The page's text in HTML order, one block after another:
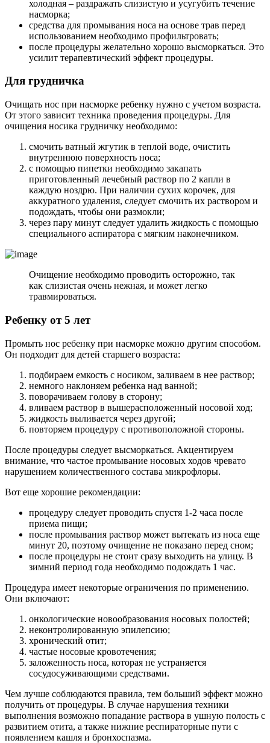
холодная – раздражать слизистую и усугубить течение
насморка;
средства для промывания носа на основе трав перед
использованием необходимо профильтровать;
после процедуры желательно хорошо высморкаться. Это
усилит терапевтический эффект процедуры.
Для грудничка
Очищать нос при насморке ребенку нужно с учетом возраста.
От этого зависит техника проведения процедуры. Для
очищения носика грудничку необходимо:
смочить ватный жгутик в теплой воде, очистить
внутреннюю поверхность носа;
с помощью пипетки необходимо закапать
приготовленный лечебный раствор по 2 капли в
каждую ноздрю. При наличии сухих корочек, для
аккуратного удаления, следует смочить их раствором и
подождать, чтобы они размокли;
через пару минут следует удалить жидкость с помощью
специального аспиратора с мягким наконечником.
Очищение необходимо проводить осторожно, так
как слизистая очень нежная, и может легко
травмироваться.
Ребенку от 5 лет
Промыть нос ребенку при насморке можно другим способом.
Он подходит для детей старшего возраста:
подбираем емкость с носиком, заливаем в нее раствор;
немного наклоняем ребенка над ванной;
поворачиваем голову в сторону;
вливаем раствор в вышерасположенный носовой ход;
жидкость выливается через другой;
повторяем процедуру с противоположной стороны.
После процедуры следует высморкаться. Акцентируем
внимание, что частое промывание носовых ходов чревато
нарушением количественного состава микрофлоры.
Вот еще хорошие рекомендации:
процедуру следует проводить спустя 1-2 часа после
приема пищи;
после промывания раствор может вытекать из носа еще
минут 20, поэтому очищение не показано перед сном;
после процедуры не стоит сразу выходить на улицу. В
зимний период года необходимо подождать 1 час.
Процедура имеет некоторые ограничения по применению.
Они включают:
онкологические новообразования носовых полостей;
неконтролированную эпилепсию;
хронический отит;
частые носовые кровотечения;
заложенность носа, которая не устраняется
сосудосуживающими средствами.
Чем лучше соблюдаются правила, тем больший эффект можно
получить от процедуры. В случае нарушения техники
выполнения возможно попадание раствора в ушную полость с
развитием отита, а также нижние респираторные пути с
появлением кашля и бронхоспазма.